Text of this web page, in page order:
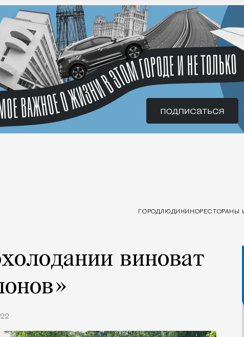
ГОРОДЛЮДИ КИНОРЕСТОРАНЫ
виноват